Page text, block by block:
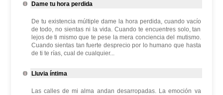
Dame tu hora perdida
De tu existencia múltiple dame la hora perdida, cuando vacío
de todo, no sientas ni la vida. Cuando te encuentres solo, tan
lejos de ti mismo que te pese la mera conciencia del mutismo.
Cuando sientas tan fuerte desprecio por lo humano que hasta
de ti te rías, cual de cualquier...
Lluvia íntima
Las calles de mi alma andan desarropadas. La emoción va